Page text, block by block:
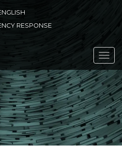
RESPONSE